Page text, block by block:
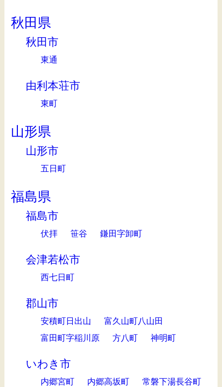
秋田県
秋田市
東通
由利本荘市
東町
山形県
山形市
五日町
福島県
福島市
伏拝 笹谷 鎌田字卸町
会津若松市
西七日町
郡山市
安積町日出山
富久山町八山田
富田町字稲川原
方八町 神明町
いわき市
内郷宮町 内郷高坂町
常磐下湯長谷町